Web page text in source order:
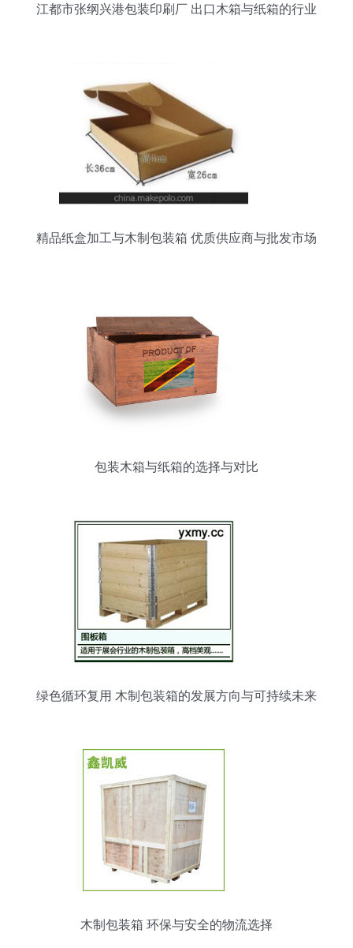
江都市张纲兴港包装印刷厂 出口木箱与纸箱的行业
精品纸盒加工与木制包装箱 优质供应商与批发市场
包装木箱与纸箱的选择与对比
绿色循环复用 木制包装箱的发展方向与可持续未来
木制包装箱 环保与安全的物流选择